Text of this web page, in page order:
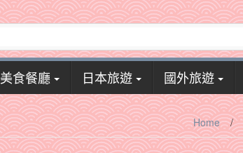
美食餐廳 日本旅遊 國外旅遊
Home /